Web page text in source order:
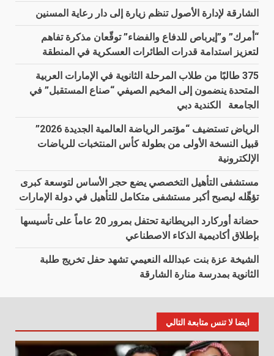
الشارقة لإدارة الأصول تنظم زيارة إلى دار رعاية المسنين
“أمرك” و”إيرباص للدفاع والفضاء” توقّعان مذكرة تفاهم
لتعزيز استدامة قدرات الطائرات العسكرية في المنطقة
375 طالبًا من طلاب المرحلة الثانوية في الإمارات العربية
المتحدة ينضمون إلى المخيم الصيفي “صناع المستقبل” في
الجامعة الكندية دبي
الرياض تستضيف “مؤتمر الرياضة العالمية الجديدة 2026”
قبيل النسخة الأولى من بطولة كأس المنتخبات للرياضات
الإلكترونية
مستشفى التأهيل التخصصي يضع حجر الأساس لتوسعة كبرى
تؤهِّله ليصبح أكبر مستشفى متكامل للتأهيل في دولة الإمارات
حضانة أوركارد البريطانية تحتفل بمرور 20 عاماً على تأسيسها
بإطلاق أكاديمية الذكاء الاصطناعي
الشيخة عزة بنت عبدالله النعيمي تشهد حفل تخريج طلبة
الثانوية بمدرسة منارة الشارقة
ايضا لا تنس متابعة التالي